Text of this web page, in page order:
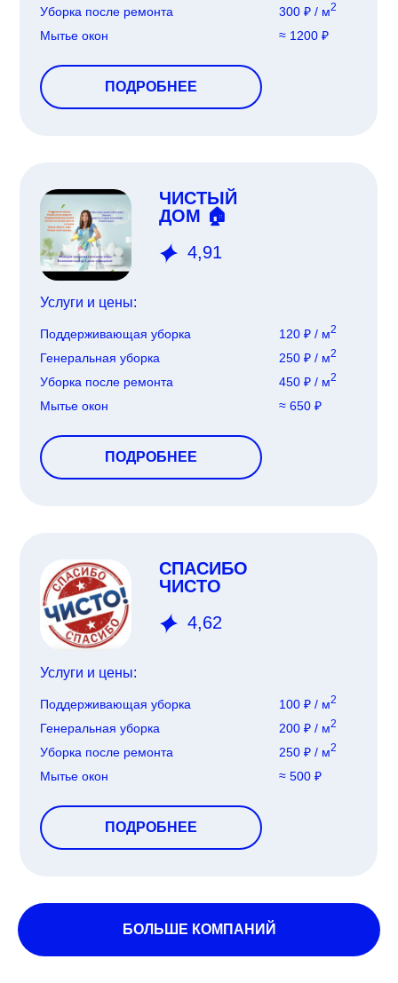
Уборка после ремонта
Мытье окон
300 ₽ / м2
≈ 1200 ₽
Поддерживающая уборка
Генеральная уборка
Уборка после ремонта
Мытье окон
120 ₽ / м2
250 ₽ / м2
450 ₽ / м2
≈ 650 ₽
Поддерживающая уборка
Генеральная уборка
Уборка после ремонта
Мытье окон
100 ₽ / м2
200 ₽ / м2
250 ₽ / м2
≈ 500 ₽
ПОДРОБНЕЕ
ЧИСТЫЙ
ДОМ 🏠
Услуги и цены:
4,91
ПОДРОБНЕЕ
СПАСИБО
ЧИСТО
Услуги и цены:
4,62
ПОДРОБНЕЕ
БОЛЬШЕ КОМПАНИЙ